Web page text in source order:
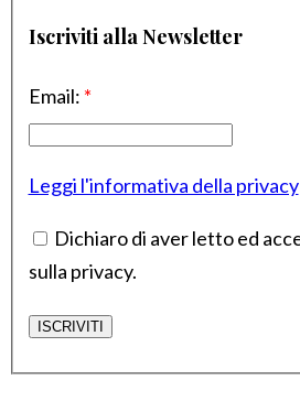
Iscriviti alla Newsletter
Email: *
Leggi l'informativa della privacy
Dichiaro di aver letto ed
sulla privacy.